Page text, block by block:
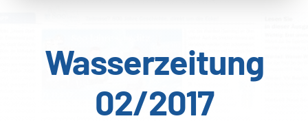
Wasserzeitung
02/2017